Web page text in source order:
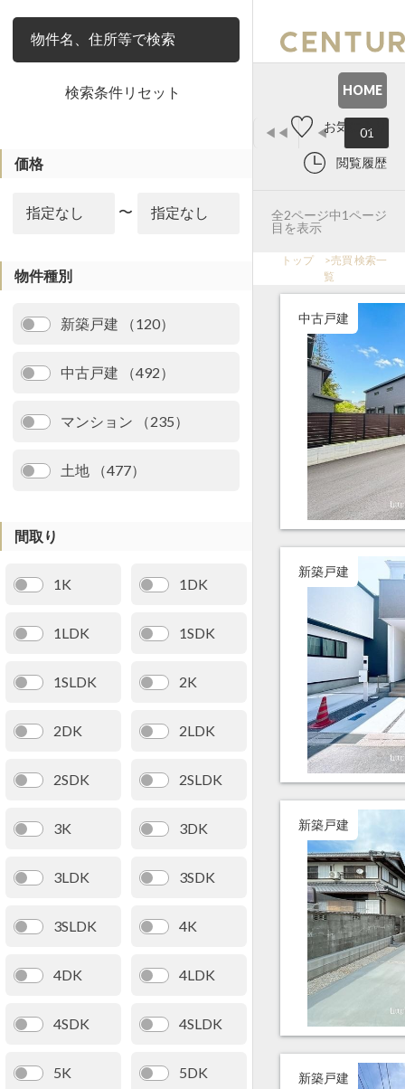
検索条件リセット
価格
〜
物件種別
新築戸建 （120）
中古戸建 （492）
マンション （235）
土地 （477）
間取り
1K 1DK
1LDK 1SDK
1SLDK 2K
2DK 2LDK
2SDK 2SLDK
3K 3DK
3LDK 3SDK
3SLDK 4K
4DK 4LDK
4SDK 4SLDK
5K 5DK
HOME
お気に入り
閲覧履歴
◀◀ ◀ 01
全2ページ中1ページ
目を表示
トップ >売買 検索一
覧
中古戸建
新築戸建
新築戸建
新築戸建